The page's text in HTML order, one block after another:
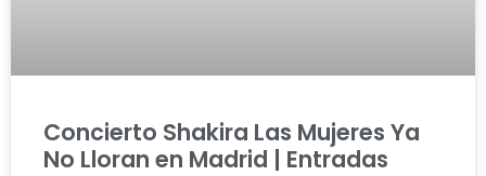
Concierto Shakira Las Mujeres Ya
No Lloran en Madrid | Entradas